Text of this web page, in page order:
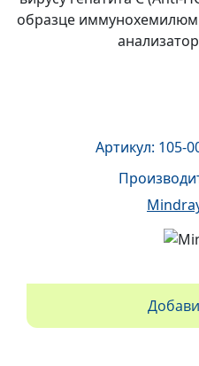
Артикул: 105-